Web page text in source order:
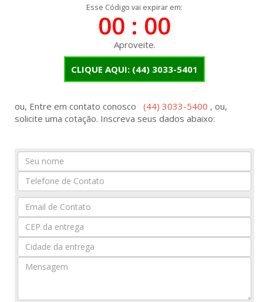
Esse Código vai expirar em:
00 : 00
Aproveite.
CLIQUE AQUI: (44) 3033-5401
ou, Entre em contato conosco (44) 3033-5400 , ou,
solicite uma cotação. Inscreva seus dados abaixo:
Seu
Nome
Seu
Email